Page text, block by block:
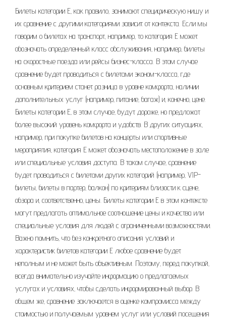
Билеты категории Е‚ как правило‚ занимают специфическую нишу и
их сравнение с другими категориями зависит от контекста. Если мы
говорим о билетах на транспорт‚ например‚ то категория Е может
обозначать определенный класс обслуживания‚ например‚ билеты
на скоростные поезда или рейсы бизнес-класса. В этом случае
сравнение будет проводиться с билетами эконом-класса‚ где
основным критерием станет разница в уровне комфорта‚ наличии
дополнительных услуг (например‚ питание‚ багаж) и‚ конечно‚ цене.
Билеты категории Е‚ в этом случае‚ будут дороже‚ но предложат
более высокий уровень комфорта и удобств. В других ситуациях‚
например‚ при покупке билетов на концерты или спортивные
мероприятия‚ категория Е может обозначать местоположение в зале
или специальные условия доступа. В таком случае‚ сравнение
будет проводиться с билетами других категорий (например‚ VIP-
билеты‚ билеты в партер‚ балкон) по критериям близости к сцене‚
обзора и‚ соответственно‚ цены. Билеты категории Е в этом контексте
могут предлагать оптимальное соотношение цены и качества или
специальные условия для людей с ограниченными возможностями.
Важно помнить‚ что без конкретного описания условий и
характеристик билетов категории Е любое сравнение будет
неполным и не может быть объективным. Поэтому‚ перед покупкой‚
всегда внимательно изучайте информацию о предлагаемых
услугах и условиях‚ чтобы сделать информированный выбор. В
общем же‚ сравнение заключается в оценке компромисса между
стоимостью и получаемым уровнем услуг или условий посещения